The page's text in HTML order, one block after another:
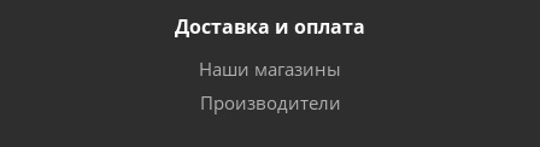
Доставка и оплата
Наши магазины
Производители